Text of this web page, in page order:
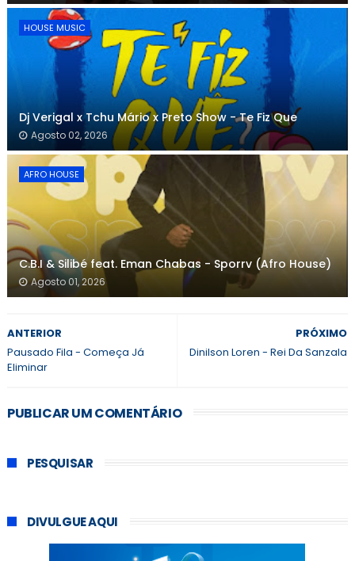
HOUSE MUSIC
Dj Verigal x Tchu Mário x Preto Show - Te Fiz Que
Agosto 02, 2026
AFRO HOUSE
C.B.I & Silibé feat. Eman Chabas - Sporrv (Afro House)
Agosto 01, 2026
PRÓXIMO
Dinilson Loren - Rei Da Sanzala
ANTERIOR
Pausado Fila - Começa Já
Eliminar
PUBLICAR UM COMENTÁRIO
PESQUISAR
DIVULGUE AQUI